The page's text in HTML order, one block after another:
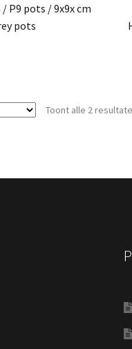
P9 pots / 9x9x cm
pots
Toont alle 2